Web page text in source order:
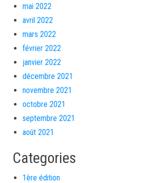
mai 2022
avril 2022
mars 2022
février 2022
janvier 2022
décembre 2021
novembre 2021
octobre 2021
septembre 2021
août 2021
Categories
1ère édition